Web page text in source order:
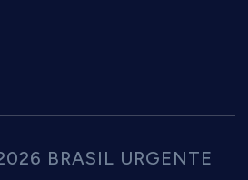
BRASIL URGENTE